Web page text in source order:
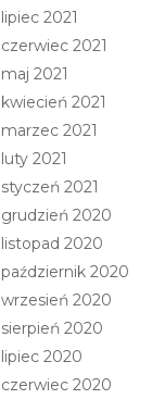
lipiec 2021
czerwiec 2021
maj 2021
kwiecień 2021
marzec 2021
luty 2021
styczeń 2021
grudzień 2020
listopad 2020
październik 2020
wrzesień 2020
sierpień 2020
lipiec 2020
czerwiec 2020